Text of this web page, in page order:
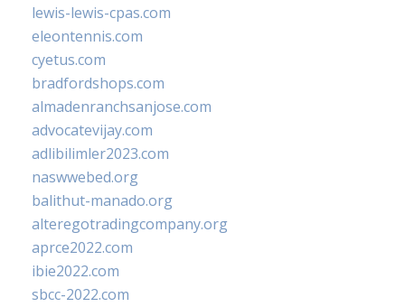
lewis-lewis-cpas.com
eleontennis.com
cyetus.com
bradfordshops.com
almadenranchsanjose.com
advocatevijay.com
adlibilimler2023.com
naswwebed.org
balithut-manado.org
alteregotradingcompany.org
aprce2022.com
ibie2022.com
sbcc-2022.com